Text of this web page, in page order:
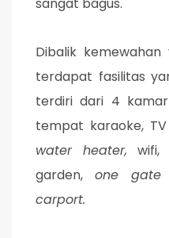
Dibalik
terdapat fasilitas
terdiri dari 4
tempat karaoke,
water heater, wifi,
garden, one gate
carport.